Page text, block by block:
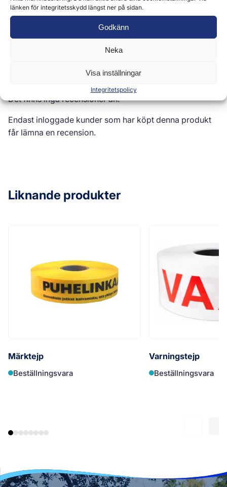
länken för integritetsskydd längst ner på sidan.
Godkänn
Neka
Visa inställningar
Integritetspolicy
Det finns inga recensioner än.
Endast inloggade kunder som har köpt denna produkt
får lämna en recension.
Liknande produkter
Märktejp
Beställningsvara
Varningstejp
Beställningsvara